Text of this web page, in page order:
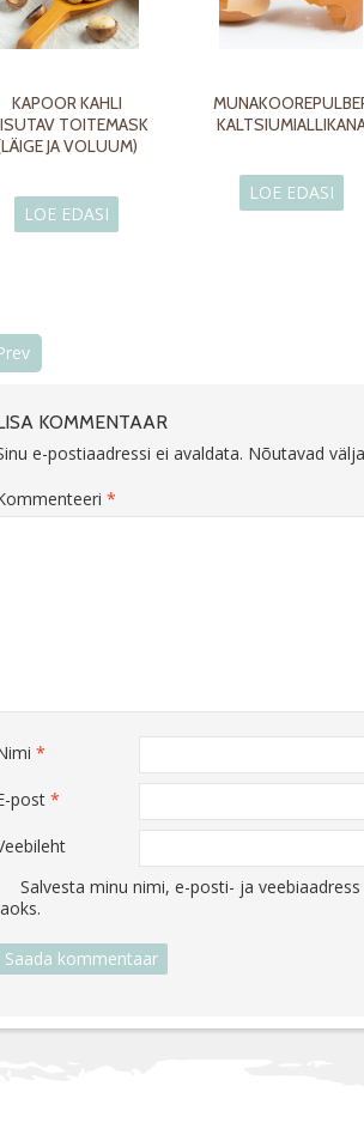
KAPOOR KAHLI
TOITEMASK
JA VOLUUM)
LOE EDASI
LOE EDASI
KOMMENTAAR
e-postiaadressi ei avaldata. Nõutavad
*
*
post *
Salvesta minu nimi, e-posti- ja